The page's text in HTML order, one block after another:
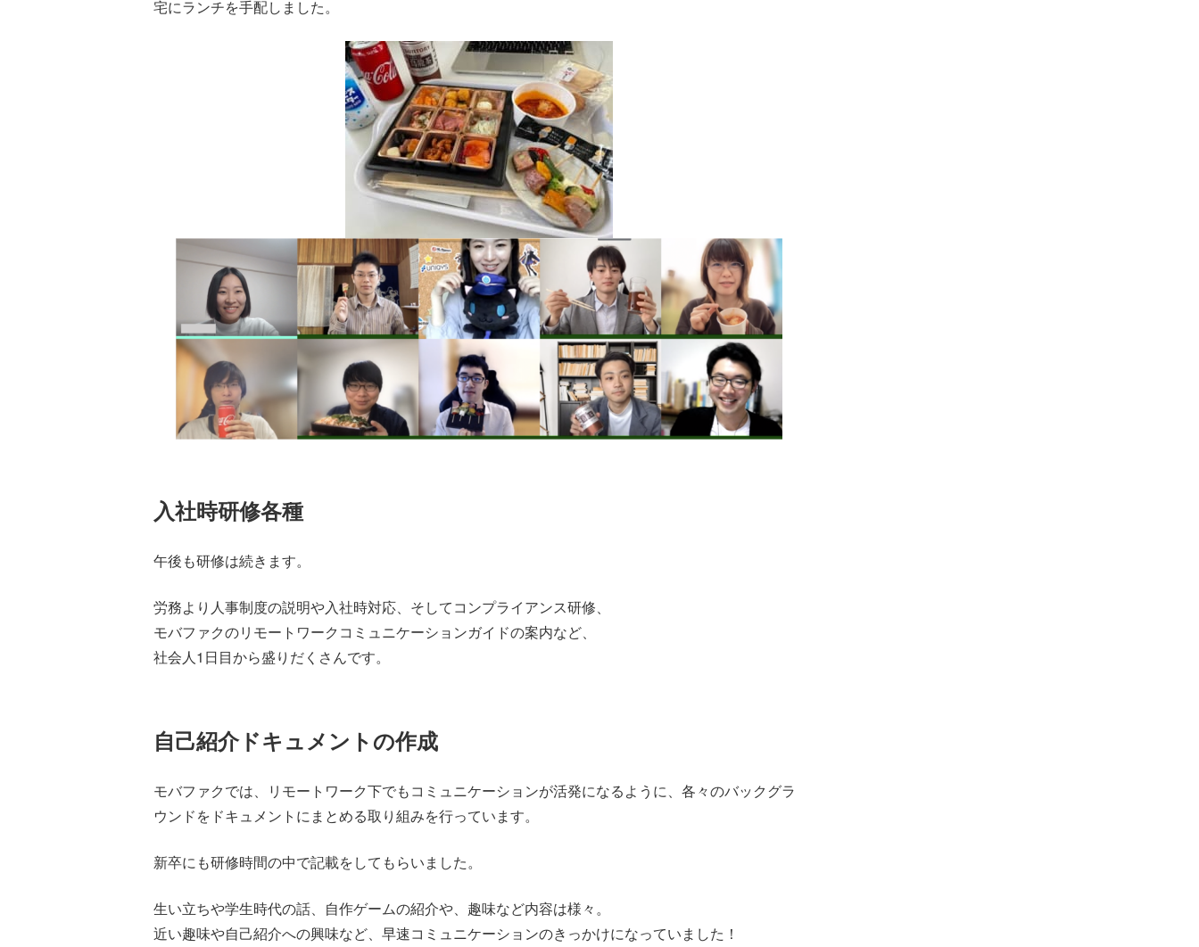
宅にランチを手配しました。
入社時研修各種
午後も研修は続きます。
労務より人事制度の説明や入社時対応、そしてコンプライアンス研修、
モバファクのリモートワークコミュニケーションガイドの案内など、
社会人1日目から盛りだくさんです。
自己紹介ドキュメントの作成
モバファクでは、リモートワーク下でもコミュニケーションが活発になるように、各々のバックグラ
ウンドをドキュメントにまとめる取り組みを行っています。
新卒にも研修時間の中で記載をしてもらいました。
生い立ちや学生時代の話、自作ゲームの紹介や、趣味など内容は様々。
近い趣味や自己紹介への興味など、早速コミュニケーションのきっかけになっていました！